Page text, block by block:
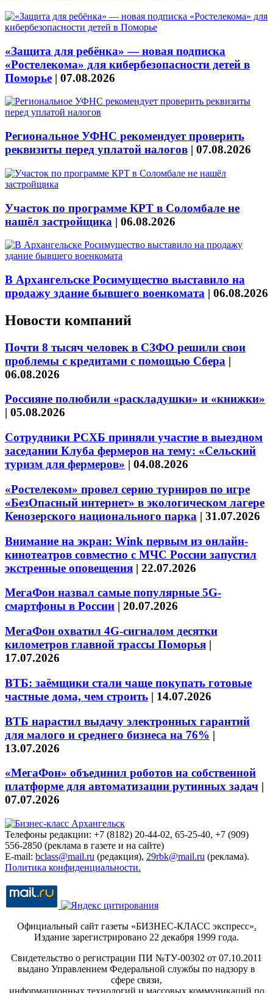
«Защита для ребёнка» — новая подписка
«Ростелекома» для кибербезопасности детей в
Поморье | 07.08.2026
Региональное УФНС рекомендует проверить
реквизиты перед уплатой налогов | 07.08.2026
Участок по программе КРТ в Соломбале не
нашёл застройщика | 06.08.2026
В Архангельске Росимущество выставило на
продажу здание бывшего военкомата | 06.08.2026
Новости компаний
Почти 8 тысяч человек в СЗФО решили свои
проблемы с кредитами с помощью Сбера |
06.08.2026
Россияне полюбили «раскладушки» и «книжки»
| 05.08.2026
Сотрудники РСХБ приняли участие в выездном
заседании Клуба фермеров на тему: «Сельский
туризм для фермеров» | 04.08.2026
«Ростелеком» провел серию турниров по игре
«БезОпасный интернет» в экологическом лагере
Кенозерского национального парка | 31.07.2026
Внимание на экран: Wink первым из онлайн-
кинотеатров совместно с МЧС России запустил
экстренные оповещения | 22.07.2026
МегаФон назвал самые популярные 5G-
смартфоны в России | 20.07.2026
МегаФон охватил 4G-сигналом десятки
километров главной трассы Поморья |
17.07.2026
ВТБ: заёмщики стали чаще покупать готовые
частные дома, чем строить | 14.07.2026
ВТБ нарастил выдачу электронных гарантий
для малого и среднего бизнеса на 76% |
13.07.2026
«МегаФон» объединил роботов на собственной
платформе для автоматизации рутинных задач |
07.07.2026
Телефоны редакции: +7 (8182) 20-44-02, 65-25-40, +7 (909)
556-2850 (реклама в газете и на сайте)
E-mail: bclass@mail.ru (редакция), 29rbk@mail.ru (реклама).
Политика конфиденциальности.
Официальный сайт газеты «БИЗНЕС-КЛАСС экспресс».
Издание зарегистрировано 22 декабря 1999 года.
Свидетельство о регистрации ПИ №ТУ-00302 от 07.10.2011
выдано Управлением Федеральной службы по надзору в
сфере связи,
информационных технологий и массовых коммуникаций по